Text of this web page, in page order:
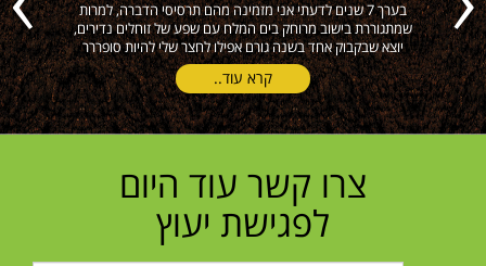
בערך 7 שנים לדעתי אני מזמינה מהם תרסיסי הדברה, למרות
שמתגוררת בישוב מרוחק בים המלח עם שפע של זוחלים נדירים,
יוצא שבקבוק אחד בשנה גורם אפילו לחצר שלי להיות סופררר
קרא עוד..
צרו קשר עוד היום
לפגישת יעוץ